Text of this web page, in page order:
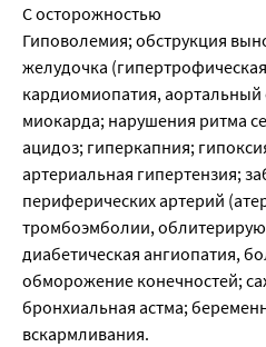
С осторожностью
Гиповолемия; обструкция
желудочка
кардиомиопатия, аортальный
миокарда; нарушения ритма
ацидоз; гиперкапния;
артериальная гипертензия;
периферических артерий
тромбоэмболии,
диабетическая ангиопатия,
обморожение конечностей;
бронхиальная астма;
вскармливания.